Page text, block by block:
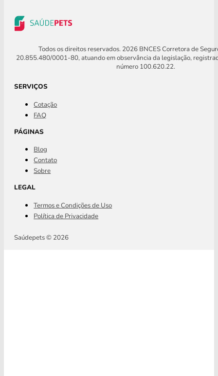
Todos os direitos reservados. 2026 BNCES Corretora de
20.855.480/0001-80, atuando em observância da legislação,
número 100.620.22.
SERVIÇOS
Cotação
FAQ
PÁGINAS
Blog
Contato
Sobre
LEGAL
Termos e Condições de Uso
Política de Privacidade
Saúdepets © 2026